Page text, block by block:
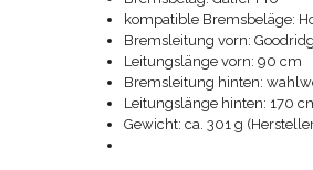
kompatible Bremsbeläge:
Bremsleitung vorn:
Leitungslänge vorn: 90 cm
Bremsleitung hinten:
Leitungslänge hinten: 170
Gewicht: ca. 301 g